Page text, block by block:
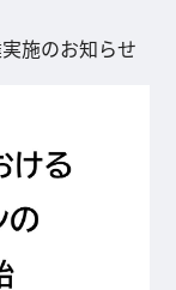
施のお知らせ